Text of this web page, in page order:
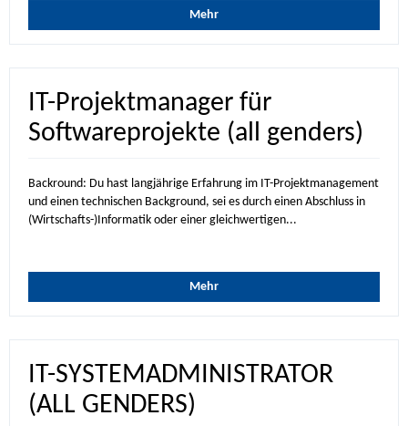
Mehr
IT-Projektmanager für
Softwareprojekte (all genders)
Backround: Du hast langjährige Erfahrung im IT-Projektmanagement
und einen technischen Background, sei es durch einen Abschluss in
(Wirtschafts-)Informatik oder einer gleichwertigen...
Mehr
IT-SYSTEMADMINISTRATOR
(ALL GENDERS)